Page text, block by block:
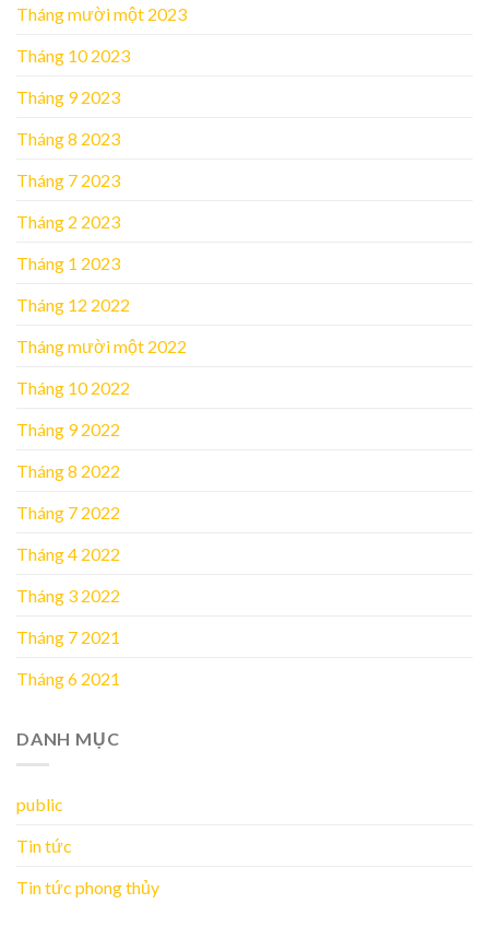
Tháng mười một 2023
Tháng 10 2023
Tháng 9 2023
Tháng 8 2023
Tháng 7 2023
Tháng 2 2023
Tháng 1 2023
Tháng 12 2022
Tháng mười một 2022
Tháng 10 2022
Tháng 9 2022
Tháng 8 2022
Tháng 7 2022
Tháng 4 2022
Tháng 3 2022
Tháng 7 2021
Tháng 6 2021
DANH MỤC
public
Tin tức
Tin tức phong thủy